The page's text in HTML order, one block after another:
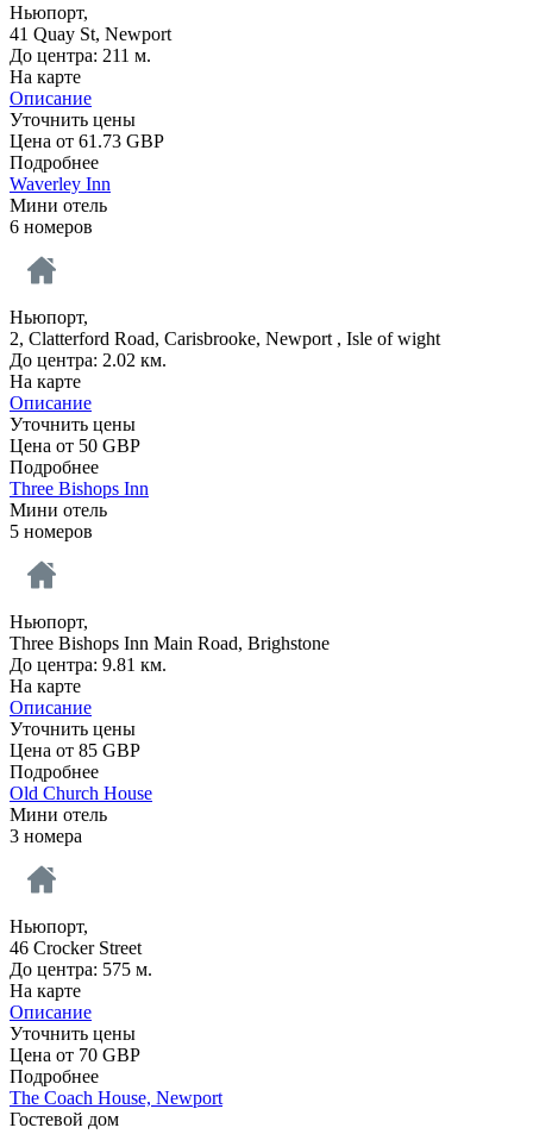
Ньюпорт,
41 Quay St, Newport
До центра: 211 м.
На карте
Описание
Уточнить цены
Цена от 61.73 GBP
Подробнее
Waverley Inn
Мини отель
6 номеров
Ньюпорт,
2, Clatterford Road, Carisbrooke, Newport , Isle of wight
До центра: 2.02 км.
На карте
Описание
Уточнить цены
Цена от 50 GBP
Подробнее
Three Bishops Inn
Мини отель
5 номеров
Ньюпорт,
Three Bishops Inn Main Road, Brighstone
До центра: 9.81 км.
На карте
Описание
Уточнить цены
Цена от 85 GBP
Подробнее
Old Church House
Мини отель
3 номера
Ньюпорт,
46 Crocker Street
До центра: 575 м.
На карте
Описание
Уточнить цены
Цена от 70 GBP
Подробнее
The Coach House, Newport
Гостевой дом